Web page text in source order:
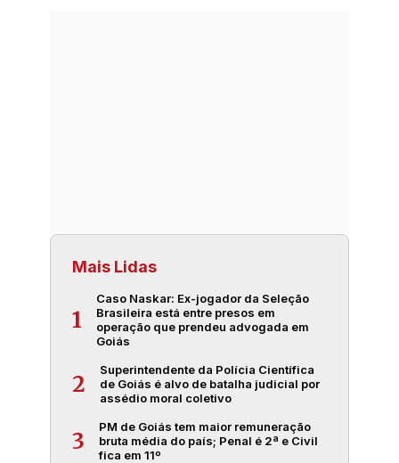
Mais Lidas
1
Caso Naskar: Ex-jogador da Seleção
Brasileira está entre presos em
operação que prendeu advogada em
Goiás
2
Superintendente da Polícia Científica
de Goiás é alvo de batalha judicial por
assédio moral coletivo
3
PM de Goiás tem maior remuneração
bruta média do país; Penal é 2ª e Civil
fica em 11º